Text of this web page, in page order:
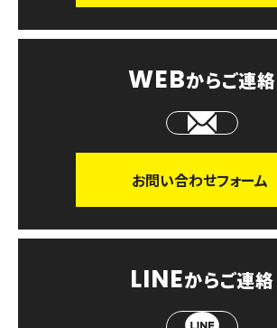
WEBからご連絡
お問い合わせフォーム
LINEからご連絡